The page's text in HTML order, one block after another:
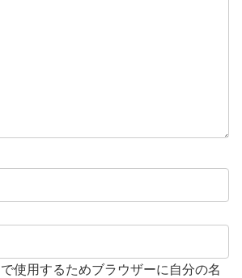
使用するためブラウザーに自分の名